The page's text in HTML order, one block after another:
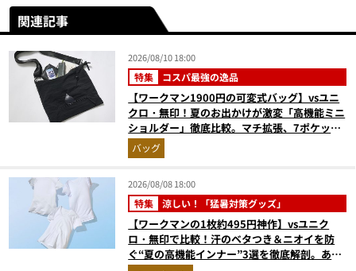
関連記事
2026/08/10 18:00
特集 コスパ最強の逸品
【ワークマン1900円の可変式バッグ】vsユニ
クロ・無印！夏のお出かけが激変「高機能ミニ
ショルダー」徹底比較。マチ拡張、7ポケッ
ト、3WAYの傑作揃い
バッグ
2026/08/08 18:00
特集 涼しい！「猛暑対策グッズ」
【ワークマンの1枚約495円神作】vsユニク
ロ・無印で比較！汗のベタつき＆ニオイを防
ぐ“夏の高機能インナー”3選を徹底解剖。あな